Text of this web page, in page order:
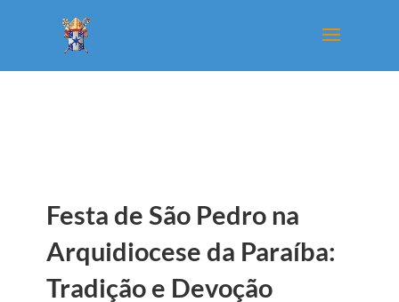
Festa de São Pedro na
Arquidiocese da Paraíba:
Tradição e Devoção